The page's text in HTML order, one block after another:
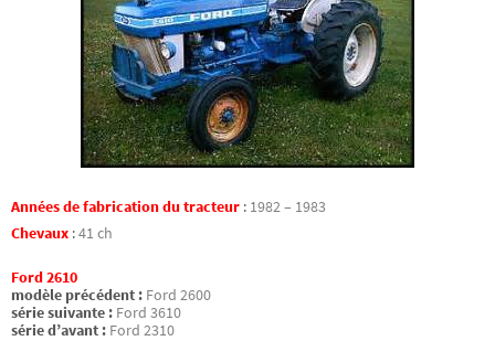
Années de fabrication du tracteur : 1982 – 1983
Chevaux :41 ch
Ford 2610
modèle précédent : Ford 2600
série suivante : Ford 3610
série d’avant : Ford 2310